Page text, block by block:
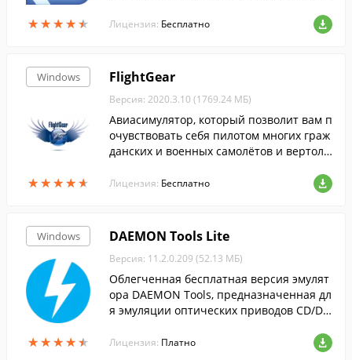
★★★★★
★★★★★
вои действия во время командной игры.
Лицензия: Бесплатно
Windows
★★★★★
★★★★★
FlightGear
Версия: 2020.3.10 (1769.24 МБ)
Авиасимулятор, который позволит вам п
очувствовать себя пилотом многих граж
данских и военных самолётов и вертолё
порты большинства городов мира.
Лицензия: Бесплатно
Windows
★★★★★
★★★★★
DAEMON Tools Lite
Версия: 11.2.0.209 (52.13 МБ)
Облегченная бесплатная версия эмулят
ора DAEMON Tools, предназначенная дл
я эмуляции оптических приводов CD/DV
Лицензия: Платно